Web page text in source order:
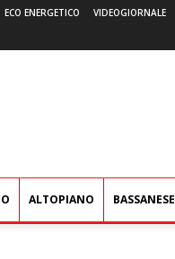
ECO ENERGETICO VIDEOGIORNALE
ALTOPIANO BASSANESE